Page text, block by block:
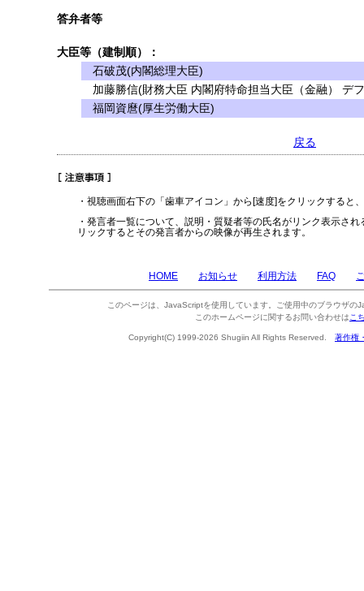
答弁者等
大臣等（建制順）：
石破茂(内閣総理大臣)
加藤勝信(財務大臣 内閣府特命担当大臣（金融） デ
福岡資麿(厚生労働大臣)
戻る
・視聴画面右下の「歯車アイコン」から[速度]をクリックすると
・発言者一覧について、説明・質疑者等の氏名がリンク表示さ
リックするとその発言者からの映像が再生されます。
HOME お知らせ 利用方法 FAQ
このページは、JavaScriptを使用しています。ご使用中のブラウザの
このホームページに関するお問い合わせは こ
Copyright(C) 1999-2026 Shugiin All Rights Reserved. 著作権